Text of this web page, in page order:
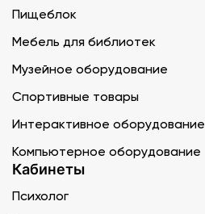
Пищеблок
Мебель для библиотек
Музейное оборудование
Спортивные товары
Интерактивное оборудование
Компьютерное оборудование
Кабинеты
Психолог